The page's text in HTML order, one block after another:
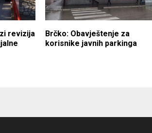
revizija
Brčko: Obavještenje za
korisnike javnih parkinga